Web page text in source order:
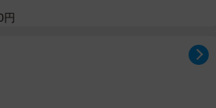
スキル」だと説明します。
への理解、授業内容の即時修正な